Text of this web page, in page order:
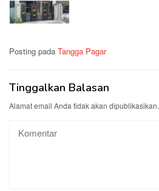
Posting pada Tangga Pagar
Tinggalkan Balasan
Alamat email Anda tidak akan dipublikasikan.